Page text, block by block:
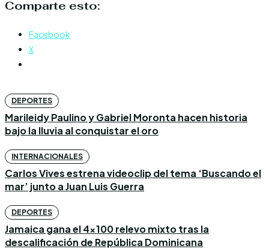
Comparte esto:
Facebook
X
DEPORTES
Marileidy Paulino y Gabriel Moronta hacen historia
bajo la lluvia al conquistar el oro
INTERNACIONALES
Carlos Vives estrena videoclip del tema ‘Buscando el
mar’ junto a Juan Luis Guerra
DEPORTES
Jamaica gana el 4×100 relevo mixto tras la
descalificación de República Dominicana